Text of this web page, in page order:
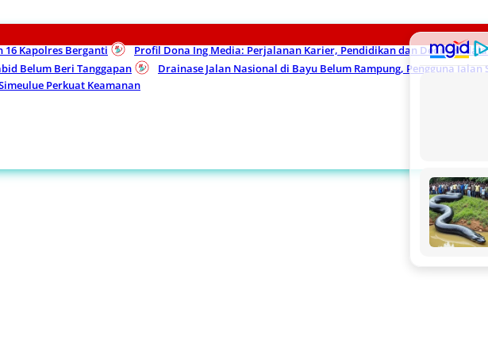
16 Kapolres Berganti
Profil Dona Ing Media: Perjalanan Karier, Pendidikan dan Dedikasi
Belum Beri Tanggapan
Drainase Jalan Nasional di Bayu Belum Rampung, Pengguna Jalan
Perkuat Keamanan